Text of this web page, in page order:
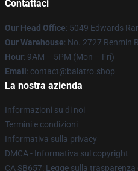
Contattaci
Our Head Office: 5049 Edwards
Our Warehouse: No. 2727 Renmin
Hour: 9AM – 5PM (Mon – Fri)
Email : contact@balatro.shop
La nostra azienda
Informazioni su di noi
Termini e condizioni
Informativa sulla privacy
DMCA - Informativa sul copyright
CA SB657: Legge sulla